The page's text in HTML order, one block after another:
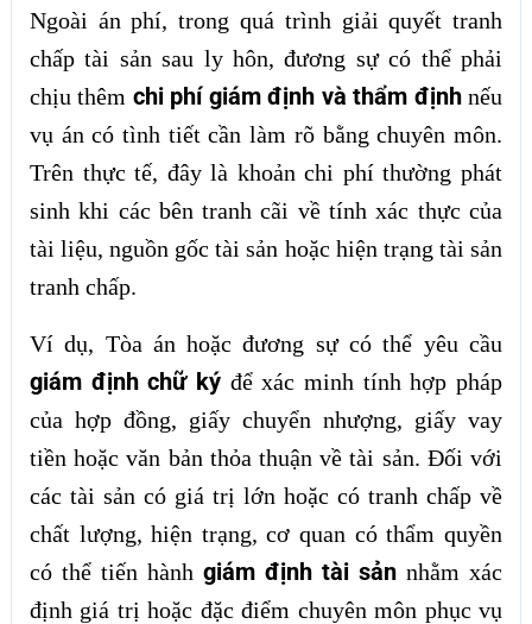
Ngoài án phí, trong quá trình giải quyết tranh
chấp tài sản sau ly hôn, đương sự có thể phải
chịu thêm chi phí giám định và thẩm địnhnếu
vụ án có tình tiết cần làm rõ bằng chuyên môn.
Trên thực tế, đây là khoản chi phí thường phát
sinh khi các bên tranh cãi về tính xác thực của
tài liệu, nguồn gốc tài sản hoặc hiện trạng tài sản
tranh chấp.
Ví dụ, Tòa án hoặc đương sự có thể yêu cầu
giám định chữ kýđể xác minh tính hợp pháp
của hợp đồng, giấy chuyển nhượng, giấy vay
tiền hoặc văn bản thỏa thuận về tài sản. Đối với
các tài sản có giá trị lớn hoặc có tranh chấp về
chất lượng, hiện trạng, cơ quan có thẩm quyền
có thể tiến hành giám định tài sản nhằm xác
định giá trị hoặc đặc điểm chuyên môn phục vụ